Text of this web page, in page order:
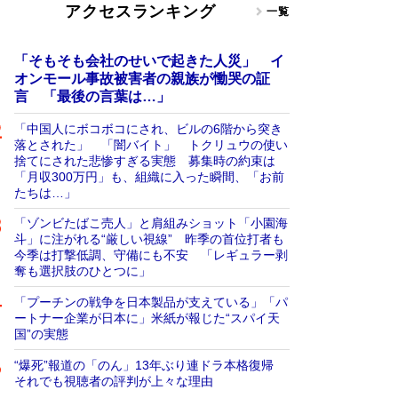
アクセスランキング 一覧
「そもそも会社のせいで起きた人災」 イ
オンモール事故被害者の親族が慟哭の証
言 「最後の言葉は…」
「中国人にボコボコにされ、ビルの6階から突き
落とされた」 「闇バイト」 トクリュウの使い
捨てにされた悲惨すぎる実態 募集時の約束は
「月収300万円」も、組織に入った瞬間、「お前
たちは…」
「ゾンビたばこ売人」と肩組みショット「小園海
斗」に注がれる“厳しい視線” 昨季の首位打者も
今季は打撃低調、守備にも不安 「レギュラー剥
奪も選択肢のひとつに」
「プーチンの戦争を日本製品が支えている」「パ
ートナー企業が日本に」米紙が報じた“スパイ天
国”の実態
“爆死”報道の「のん」13年ぶり連ドラ本格復帰
それでも視聴者の評判が上々な理由